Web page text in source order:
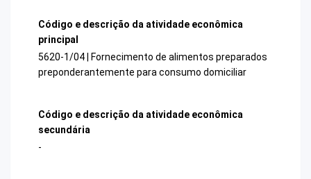
Código e descrição da atividade econômica
principal
5620-1/04 | Fornecimento de alimentos preparados
preponderantemente para consumo domiciliar
Código e descrição da atividade econômica
secundária
-